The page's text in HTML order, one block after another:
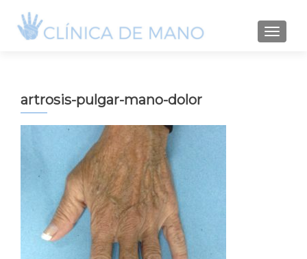
artrosis-pulgar-mano-dolor